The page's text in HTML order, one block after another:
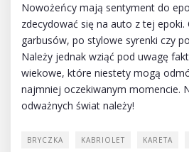
Nowożeńcy mają sentyment do
zdecydować się na auto z tej epoki.
garbusów, po stylowe syrenki czy
Należy jednak wziąć pod uwagę
wiekowe, które niestety mogą
najmniej oczekiwanym momencie.
odważnych świat należy!
BRYCZKA KABRIOLET KARETA